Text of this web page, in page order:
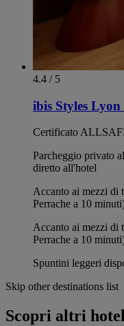
4.4 / 5
ibis Styles
Certificato
Parcheggio privato
diretto all'hotel
Accanto ai mezzi di
Perrache a 10
Accanto ai mezzi di
Perrache a 10
Spuntini leggeri
Skip other destinations list
Scopri altri hotel